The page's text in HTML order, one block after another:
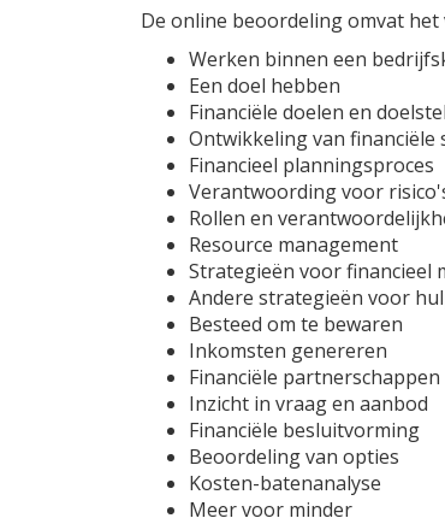
De online beoordeling omvat het
Werken binnen een
Een doel hebben
Financiële doelen en
Ontwikkeling van
Financieel planningsproces
Verantwoording voor
Rollen en
Resource management
Strategieën voor financieel
Andere strategieën voor
Besteed om te bewaren
Inkomsten genereren
Financiële partnerschappen
Inzicht in vraag en aanbod
Financiële besluitvorming
Beoordeling van opties
Kosten-batenanalyse
Meer voor minder